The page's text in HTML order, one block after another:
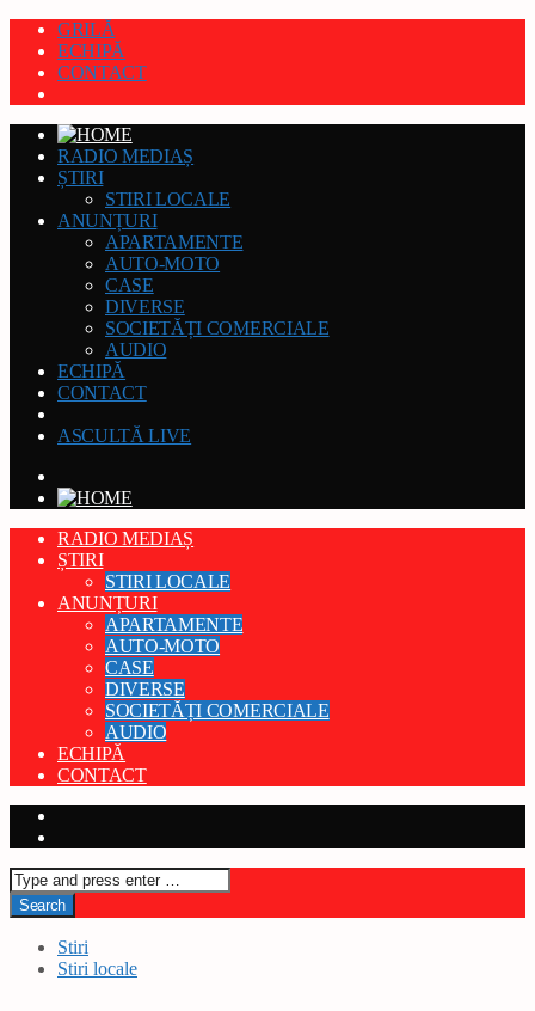
GRILĂ
ECHIPĂ
CONTACT
RADIO MEDIAȘ
ȘTIRI
STIRI LOCALE
ANUNȚURI
APARTAMENTE
AUTO-MOTO
CASE
DIVERSE
SOCIETĂȚI COMERCIALE
AUDIO
ECHIPĂ
CONTACT
ASCULTĂ LIVE
RADIO MEDIAȘ
ȘTIRI
STIRI LOCALE
ANUNȚURI
APARTAMENTE
AUTO-MOTO
CASE
DIVERSE
SOCIETĂȚI COMERCIALE
AUDIO
ECHIPĂ
CONTACT
Stiri
Stiri locale